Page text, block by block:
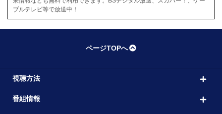
ブルテレビ等で放送中！
ページTOPへ
視聴方法
番組情報